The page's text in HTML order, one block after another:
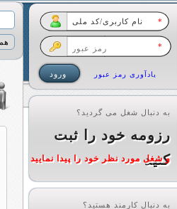
*
*
یادآوری رمز عبور
به دنبال شغل می گردید؟
رزومه خود را ثبت
کنید
و شغل مورد نظر خود را پیدا نمایید
به دنبال کارمند هستید؟